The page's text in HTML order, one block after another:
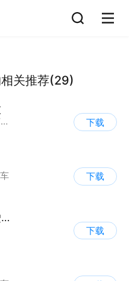
相关推荐(29)
广州合游网络科技有限公司
下载
下载
真实城市汽车驾驶3D
下载